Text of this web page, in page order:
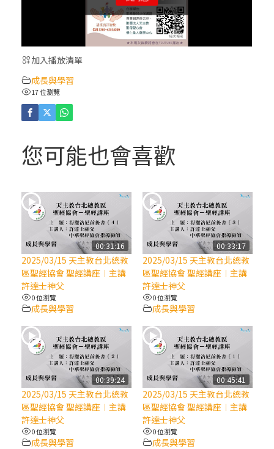
【信仰之旅】第十集：「逾越奧蹟」— 錢玲
珠老師
(5)黃敏正主教帶你做「四旬期避靜」—【逾
人相遇
(2)黃敏正主教帶你做「四旬期避靜」—【逾
越的智慧】：七項齋戒的意義與益處
【信仰之旅】第九集：「如果你的痛苦比快
樂多」—歐義明神父 / 應芝莉老師
越的智慧】：聖方濟的靈修，「不占為己
有」
【信仰之旅】第八集：「耶穌為什麼降生到
人世」—高樂祈修女
2025/10/10【萬物讚頌頌歌 – 太陽與生態音
樂會】紀念聖方濟與已逝教宗方濟各（中）
加入播放清單
成長與學習
17 位瀏覽
您可能也會喜歡
00:31:16
2025/03/15 天主教台北總教
區聖經協會 聖經講座︱主講
許達士神父
0 位瀏覽
成長與學習
00:33:17
2025/03/15 天主教台北總教
區聖經協會 聖經講座︱主講
許達士神父
0 位瀏覽
成長與學習
00:39:24
2025/03/15 天主教台北總教
區聖經協會 聖經講座︱主講
許達士神父
0 位瀏覽
成長與學習
00:45:41
2025/03/15 天主教台北總教
區聖經協會 聖經講座︱主講
許達士神父
0 位瀏覽
成長與學習